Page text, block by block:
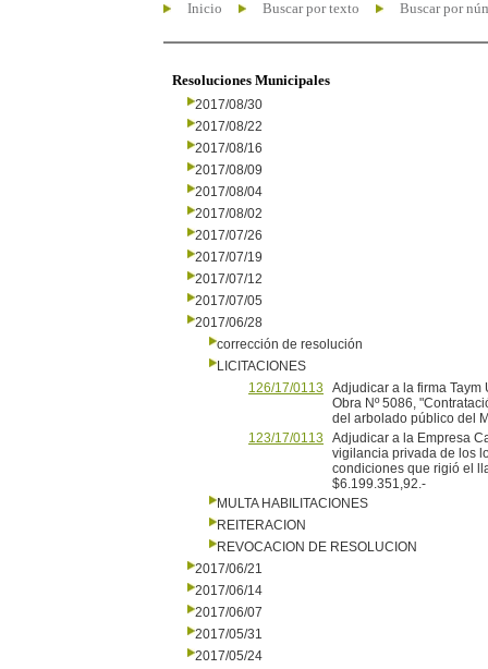
Inicio Buscar por texto Buscar por
Resoluciones Municipales
2017/08/30
2017/08/22
2017/08/16
2017/08/09
2017/08/04
2017/08/02
2017/07/26
2017/07/19
2017/07/12
2017/07/05
2017/06/28
corrección de resolución
LICITACIONES
126/17/0113
Adjudicar a la firma Taym
Obra Nº 5086,
del arbolado público del
123/17/0113
Adjudicar a la Empresa
vigilancia privada de los
condiciones que rigió el
$6.199.351,92.-
MULTA HABILITACIONES
REITERACION
REVOCACION DE RESOLUCION
2017/06/21
2017/06/14
2017/06/07
2017/05/31
2017/05/24